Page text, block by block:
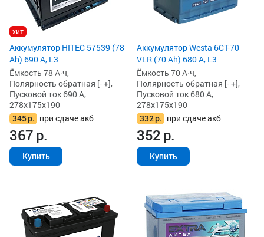
хит
Аккумулятор HITEC 57539 (78
Ah) 690 А, L3
Ёмкость 78 А·ч,
Полярность обратная [- +],
Пусковой ток 690 А,
278x175x190
345р. при сдаче акб
367р.
Купить
Аккумулятор Westa 6СТ-70
VLR (70 Ah) 680 А, L3
Ёмкость 70 А·ч,
Полярность обратная [- +],
Пусковой ток 680 А,
278x175x190
332р. при сдаче акб
352р.
Купить